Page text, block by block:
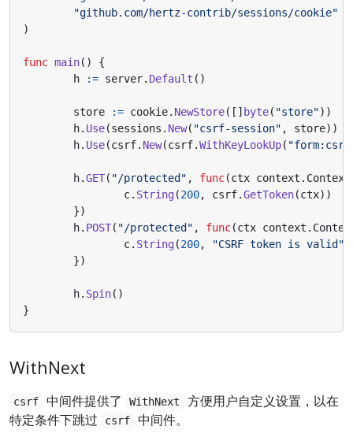
"github.com/hertz-contrib/sessions/cookie"
)
func main()
{
h
:= server. Default ()
store := cookie. NewStore([]byte( "store"))
h. Use(sessions . New( "csrf-session" , store))
h. Use(csrf. New(csrf.WithKeyLookUp(
h.GET( "/protected" , func(ctx context . Context
c. String(200, csrf.GetToken(ctx))
})
h. POST( "/protected" , func(ctx context .
c. String(200, "CSRF token is valid"
})
h. Spin()
}
WithNext
csrf 中间件提供了 WithNext
方便用户自定义设置，以在
特定条件下跳过
csrf
中间件。